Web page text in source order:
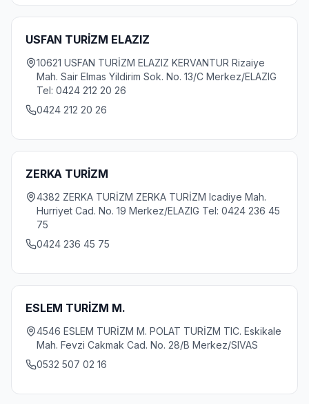
USFAN TURİZM ELAZIZ
10621 USFAN TURİZM ELAZIZ KERVANTUR Rizaiye
Mah. Sair Elmas Yildirim Sok. No. 13/C Merkez/ELAZIG
Tel: 0424 212 20 26
0424 212 20 26
ZERKA TURİZM
4382 ZERKA TURİZM ZERKA TURİZM Icadiye Mah.
Hurriyet Cad. No. 19 Merkez/ELAZIG Tel: 0424 236 45
75
0424 236 45 75
ESLEM TURİZM M.
4546 ESLEM TURİZM M. POLAT TURİZM TIC. Eskikale
Mah. Fevzi Cakmak Cad. No. 28/B Merkez/SIVAS
0532 507 02 16